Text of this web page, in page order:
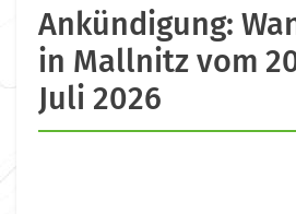
Ankündigung:
in Mallnitz vom
Juli 2026